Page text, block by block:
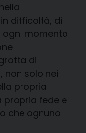
difficoltà, di
ogni momento
di
non solo nei
propria
propria fede e
che ognuno